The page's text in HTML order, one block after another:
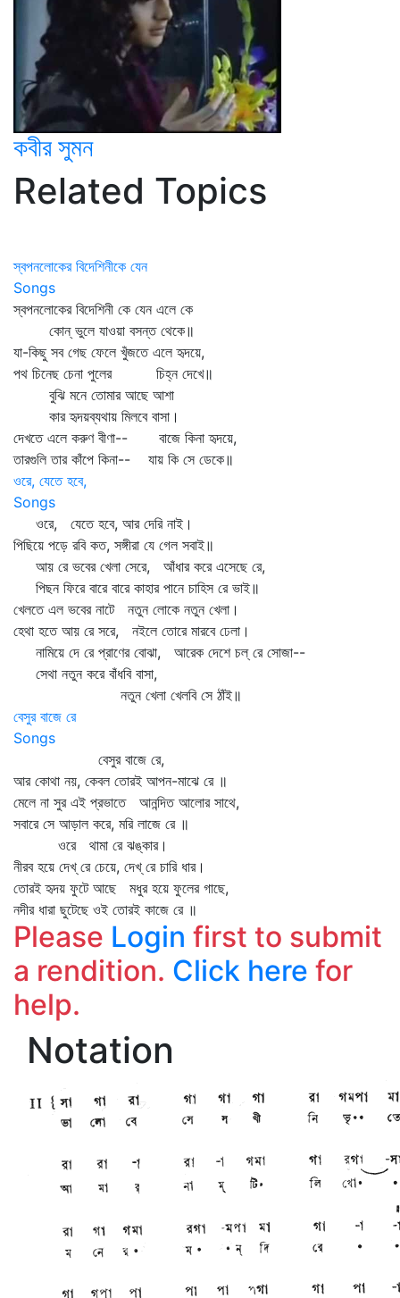
কবীর সুমন
Related Topics
স্বপনলোকের বিদেশিনীকে যেন
Songs
স্বপনলোকের বিদেশিনী কে যেন এলে কে
কোন্‌ ভুলে যাওয়া বসন্ত থেকে॥
যা-কিছু সব গেছ ফেলে খুঁজতে এলে হৃদয়ে,
পথ চিনেছ চেনা পুলের চিহ্ন দেখে॥
বুঝি মনে তোমার আছে আশা
কার হৃদয়ব্যথায় মিলবে বাসা।
দেখতে এলে করুণ বীণা-- বাজে কিনা হৃদয়ে,
তারগুলি তার কাঁপে কিনা-- যায় কি সে ডেকে॥
ওরে, যেতে হবে,
Songs
ওরে, যেতে হবে, আর দেরি নাই।
পিছিয়ে পড়ে রবি কত, সঙ্গীরা যে গেল সবাই॥
আয় রে ভবের খেলা সেরে, আঁধার করে এসেছে রে,
পিছন ফিরে বারে বারে কাহার পানে চাহিস রে ভাই॥
খেলতে এল ভবের নাটে নতুন লোকে নতুন খেলা।
হেথা হতে আয় রে সরে, নইলে তোরে মারবে ঢেলা।
নামিয়ে দে রে প্রাণের বোঝা, আরেক দেশে চল্‌ রে সোজা--
সেথা নতুন করে বাঁধবি বাসা,
নতুন খেলা খেলবি সে ঠাঁই॥
বেসুর বাজে রে
Songs
বেসুর বাজে রে,
আর কোথা নয়, কেবল তোরই আপন-মাঝে রে ॥
মেলে না সুর এই প্রভাতে আনন্দিত আলোর সাথে,
সবারে সে আড়াল করে, মরি লাজে রে ॥
ওরে থামা রে ঝঙ্কার।
নীরব হয়ে দেখ্‌ রে চেয়ে, দেখ্‌ রে চারি ধার।
তোরই হৃদয় ফুটে আছে মধুর হয়ে ফুলের গাছে,
নদীর ধারা ছুটেছে ওই তোরই কাজে রে ॥
Please Login first to submit
a rendition. Click here for
help.
Notation